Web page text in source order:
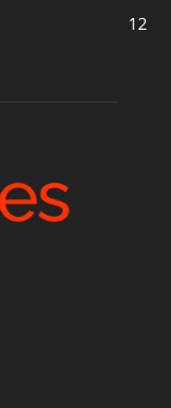
12